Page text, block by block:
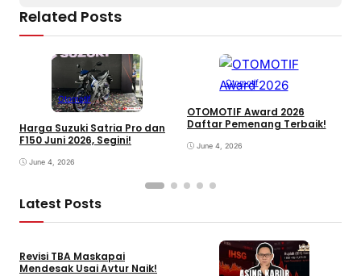
Related Posts
Otomotif
Harga Suzuki Satria Pro dan
F150 Juni 2026, Segini!
June 4, 2026
Otomotif
OTOMOTIF Award 2026
Daftar Pemenang Terbaik!
June 4, 2026
Latest Posts
Revisi TBA Maskapai
Mendesak Usai Avtur Naik!